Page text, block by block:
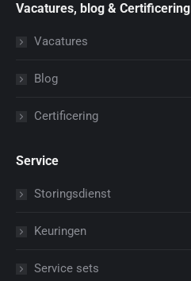
Vacatures, blog & Certificering
Vacatures
Blog
Certificering
Service
Storingsdienst
Keuringen
Service sets